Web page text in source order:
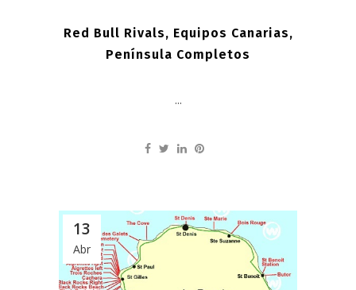
Red Bull Rivals, Equipos Canarias,
Península Completos
...
13
Abr